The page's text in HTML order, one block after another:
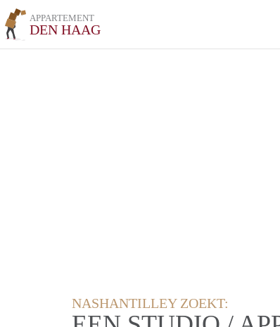
APPARTEMENT
DEN HAAG
NASHANTILLEY ZOEKT: